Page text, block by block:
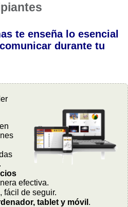
te enseña lo esencial
durante tu
en
efectiva.
, fácil de seguir.
tablet y móvil .